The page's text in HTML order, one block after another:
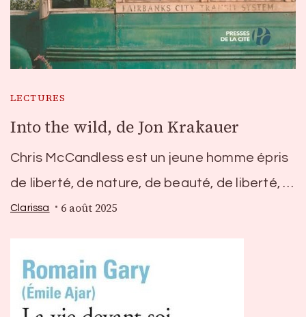
LECTURES
Into the wild, de Jon Krakauer
Chris McCandless est un jeune homme épris
de liberté, de nature, de beauté, de liberté, …
Clarissa 6 août 2025